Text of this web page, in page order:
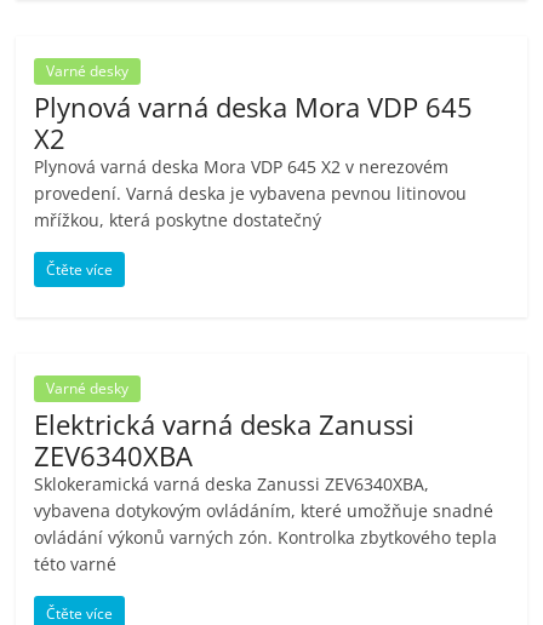
Varné desky
Plynová varná deska Mora VDP 645
X2
Plynová varná deska Mora VDP 645 X2 v nerezovém
provedení. Varná deska je vybavena pevnou litinovou
mřížkou, která poskytne dostatečný
Čtěte více
Varné desky
Elektrická varná deska Zanussi
ZEV6340XBA
Sklokeramická varná deska Zanussi ZEV6340XBA,
vybavena dotykovým ovládáním, které umožňuje snadné
ovládání výkonů varných zón. Kontrolka zbytkového tepla
této varné
Čtěte více